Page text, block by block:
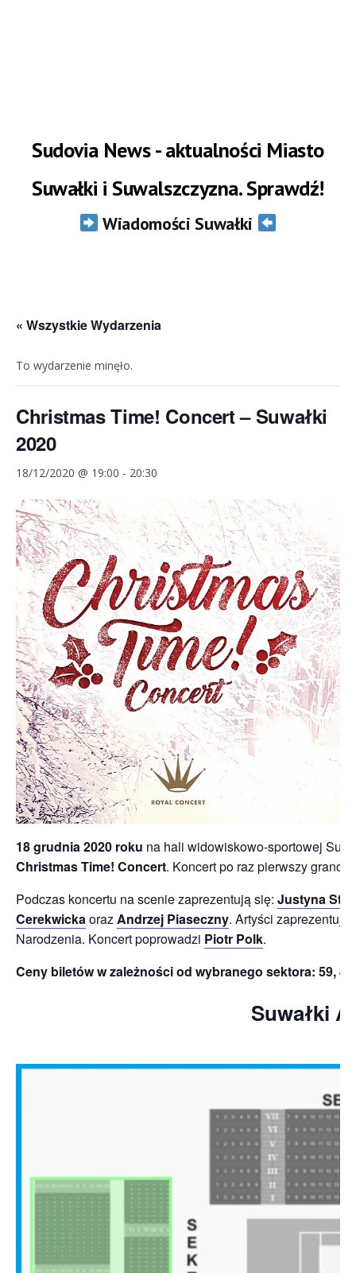
Sudovia News - aktualności Miasto
Suwałki i Suwalszczyzna. Sprawdź!
Wiadomości Suwałki
« Wszystkie Wydarzenia
To wydarzenie minęło.
Christmas Time! Concert – Suwałki
2020
18/12/2020 @ 19:00 - 20:30
18 grudnia 2020 roku na hali widowiskowo-sportowej
Christmas Time! Concert. Koncert po raz pierwszy grano
Podczas koncertu na scenie zaprezentują się: Justyna
CerekwickaorazAndrzej Piaseczny. Artyści
Narodzenia. Koncert poprowadzi Piotr Polk.
Ceny biletów w zależności od wybranego sektora: 59,
Suwałki